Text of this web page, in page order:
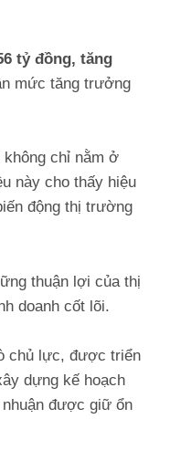
tỷ đồng, tăng
mức tăng trưởng
không chỉ nằm ở
này cho thấy hiệu
động thị trường
thuận lợi của thị
doanh cốt lõi.
chủ lực, được triển
dựng kế hoạch
được giữ ổn